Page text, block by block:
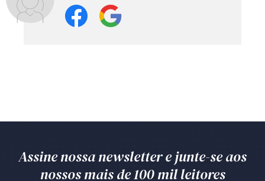
Assine nossa newsletter e junte-se aos
nossos mais de 100 mil leitores